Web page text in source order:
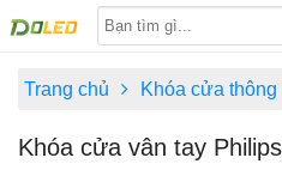
Trang chủ Khóa cửa thông
Khóa cửa vân tay